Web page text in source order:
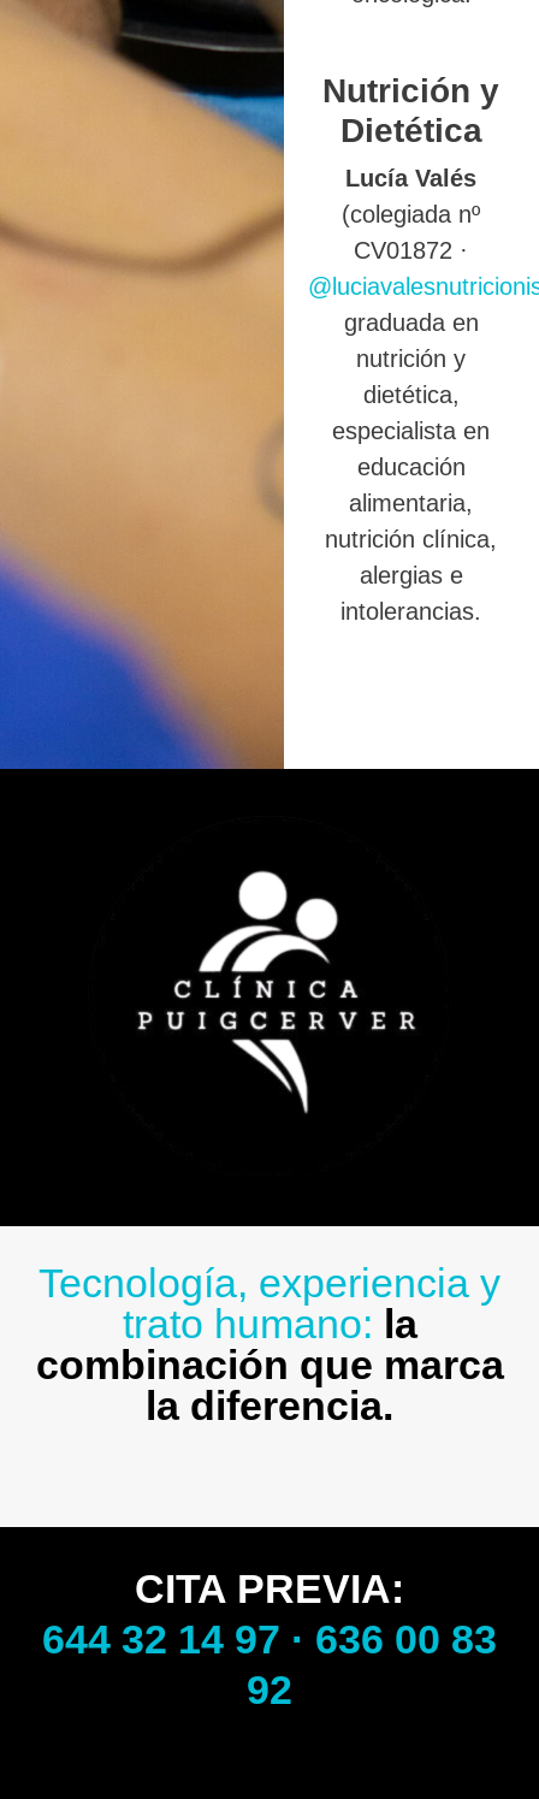
Nutrición y
Dietética
Lucía Valés
(colegiada nº
CV01872 ·
graduada en
nutrición y
dietética,
especialista en
educación
alimentaria,
nutrición clínica,
alergias e
intolerancias.
Tecnología, experiencia y
trato humano: la
combinación que marca
la diferencia.
CITA PREVIA:
644 32 14 97 · 636 00 83
92